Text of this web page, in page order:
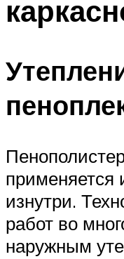
применяется
изнутри.
работ во
наружным